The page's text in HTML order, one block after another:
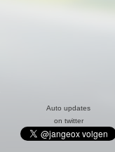
Auto updates
on twitter